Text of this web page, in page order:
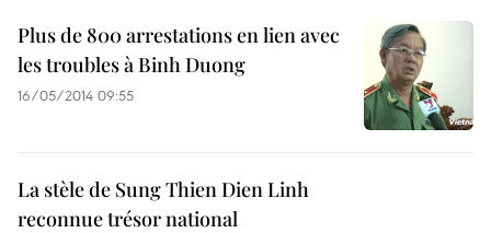
Plus de 800 arrestations en lien avec
les troubles à Binh Duong
16/05/2014 09:55
La stèle de Sung Thien Dien Linh
reconnue trésor national